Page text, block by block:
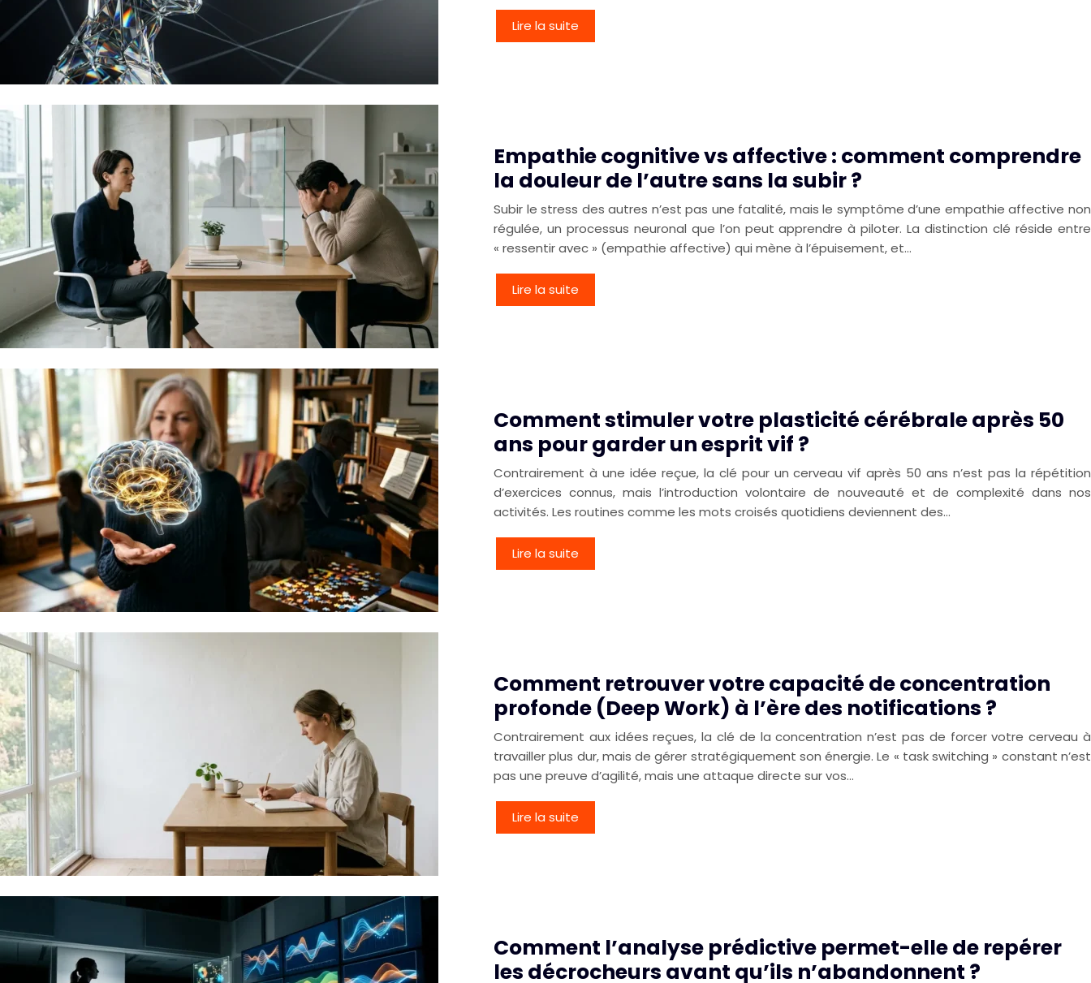
Lire la suite
Empathie cognitive vs affective : comment comprendre
la douleur de l’autre sans la subir ?
Subir le stress des autres n’est pas une fatalité, mais le symptôme d’une empathie affective non
régulée, un processus neuronal que l’on peut apprendre à piloter. La distinction clé réside entre
« ressentir avec » (empathie affective) qui mène à l’épuisement, et…
Lire la suite
Comment stimuler votre plasticité cérébrale après 50
ans pour garder un esprit vif ?
Contrairement à une idée reçue, la clé pour un cerveau vif après 50 ans n’est pas la répétition
d’exercices connus, mais l’introduction volontaire de nouveauté et de complexité dans nos
activités. Les routines comme les mots croisés quotidiens deviennent des…
Lire la suite
Comment retrouver votre capacité de concentration
profonde (Deep Work) à l’ère des notifications ?
Contrairement aux idées reçues, la clé de la concentration n’est pas de forcer votre cerveau à
travailler plus dur, mais de gérer stratégiquement son énergie. Le « task switching » constant n’est
pas une preuve d’agilité, mais une attaque directe sur vos…
Lire la suite
Comment l’analyse prédictive permet-elle de repérer
les décrocheurs avant qu’ils n’abandonnent ?